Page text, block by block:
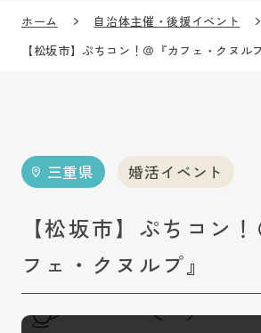
ホーム
自治体主催・後援イベント
【松坂市】ぷちコン！＠『カフェ・クヌル
三重県 婚活イベント
【松坂市】ぷちコン
フェ・クヌルプ』